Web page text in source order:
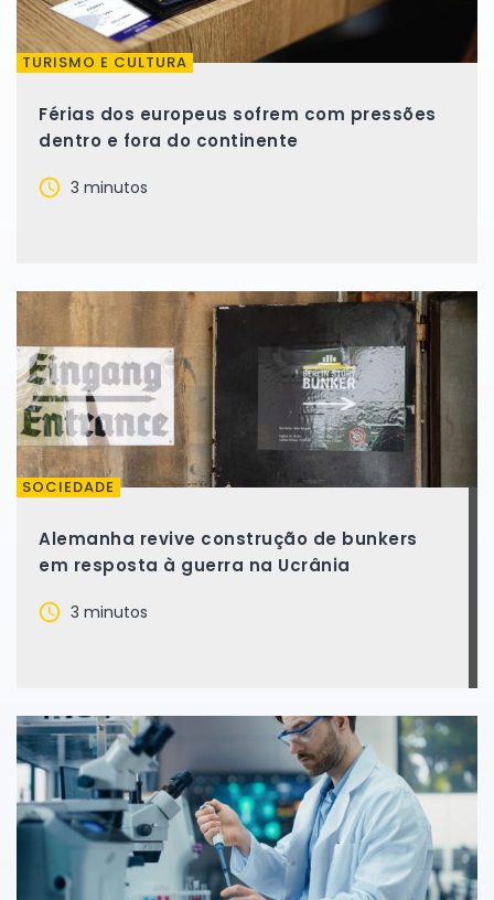
TURISMO E CULTURA
Férias dos europeus sofrem com pressões
dentro e fora do continente
3 minutos
SOCIEDADE
Alemanha revive construção de bunkers
em resposta à guerra na Ucrânia
3 minutos